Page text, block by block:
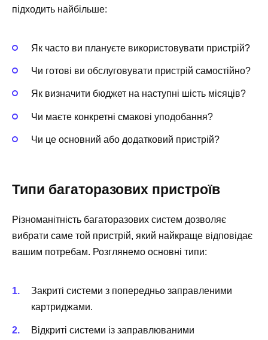
підходить найбільше:
Як часто ви плануєте використовувати пристрій?
Чи готові ви обслуговувати пристрій самостійно?
Як визначити бюджет на наступні шість місяців?
Чи маєте конкретні смакові уподобання?
Чи це основний або додатковий пристрій?
Типи багаторазових пристроїв
Різноманітність багаторазових систем дозволяє
вибрати саме той пристрій, який найкраще відповідає
вашим потребам. Розглянемо основні типи:
Закриті системи з попередньо заправленими
картриджами.
Відкриті системи із заправлюваними